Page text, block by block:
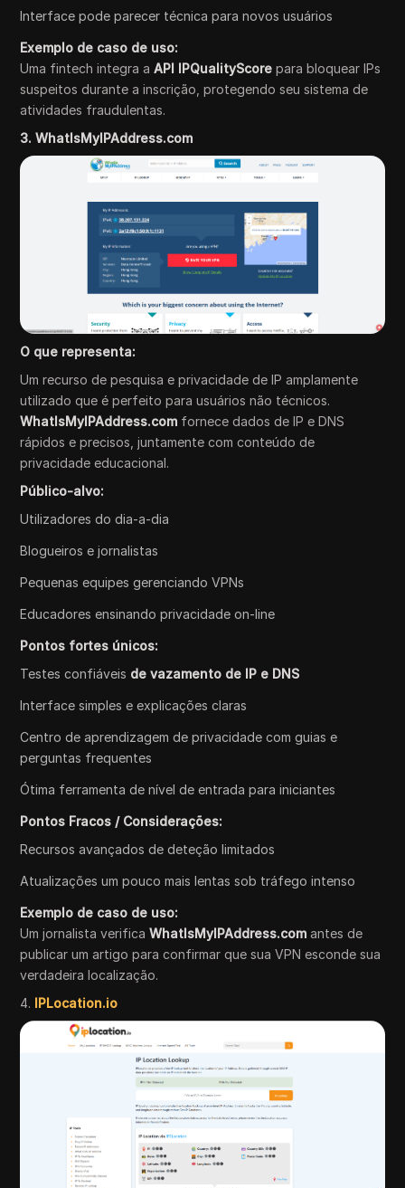
Interface pode parecer técnica para novos usuários
Exemplo de caso de uso:
Uma fintech integra aAPI IPQualityScore para bloquear IPs
suspeitos durante a inscrição, protegendo seu sistema de
atividades fraudulentas.
3. WhatIsMyIPAddress.com
O que representa:
Um recurso de pesquisa e privacidade de IP amplamente
utilizado que é perfeito para usuários não técnicos.
WhatIsMyIPAddress.com fornece dados de IP e DNS
rápidos e precisos, juntamente com conteúdo de
privacidade educacional.
Público-alvo:
Utilizadores do dia-a-dia
Blogueiros e jornalistas
Pequenas equipes gerenciando VPNs
Educadores ensinando privacidade on-line
Pontos fortes únicos:
Testes confiáveis de vazamento de IP e DNS
Interface simples e explicações claras
Centro de aprendizagem de privacidade com guias e
perguntas frequentes
Ótima ferramenta de nível de entrada para iniciantes
Pontos Fracos / Considerações:
Recursos avançados de deteção limitados
Atualizações um pouco mais lentas sob tráfego intenso
Exemplo de caso de uso:
Um jornalista verificaWhatIsMyIPAddress.com antes de
publicar um artigo para confirmar que sua VPN esconde sua
verdadeira localização.
4. IPLocation.io